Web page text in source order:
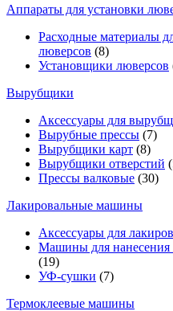
Аппараты для установки
Расходные материалы
люверсов (8)
Установщики люверсов
Вырубщики
Аксессуары для
Вырубные прессы (7)
Вырубщики карт (8)
Вырубщики отверстий
Прессы валковые (30)
Лакировальные машины
Аксессуары для
Машины для нанесения
(19)
УФ-сушки (7)
Термоклеевые машины